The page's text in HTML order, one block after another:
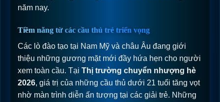
năm nay.
Tiềm năng từ các cầu thủ trẻ triển vọng
Các lò đào tạo tại Nam Mỹ và châu Âu đang giới
thiệu những gương mặt mới đầy hứa hẹn cho người
xem toàn cầu. Tại Thị trường chuyển nhượng hè
2026, giá trị của những cầu thủ dưới 21 tuổi tăng vọt
nhờ màn trình diễn ấn tượng tại các giải trẻ. Những